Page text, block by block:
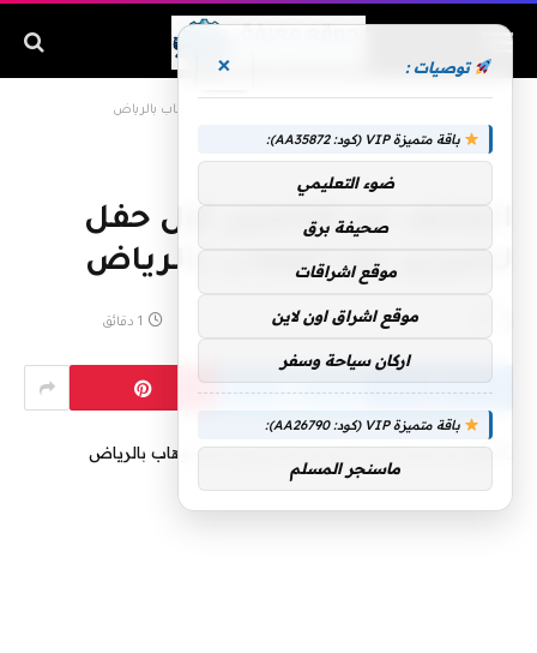
الكشف عن تفاصيل أول حفل لشيرين عبد الوهاب بالرياض
الكشف عن تفاصيل أول حفل
لشيرين عبد الوهاب بالرياض
بواسطة أبريل 15, 2019 1 دقائق
توصيات : ×
باقة متميزة VIP (كود: AA35872):
ضوء التعليمي
صحيفة برق
موقع اشراقات
موقع اشراق اون لاين
اركان سياحة وسفر
باقة متميزة VIP (كود: AA26790):
ماسنجر المسلم